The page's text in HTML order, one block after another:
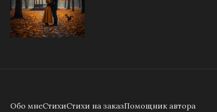
Обо мнеСтихиСтихи на заказПомощник автора